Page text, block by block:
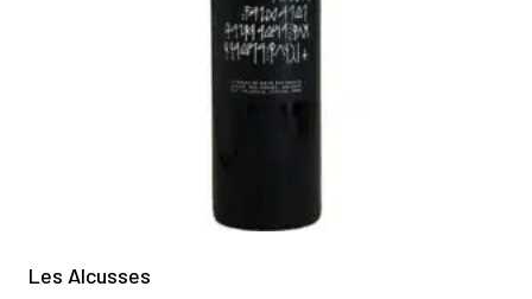
Les Alcusses